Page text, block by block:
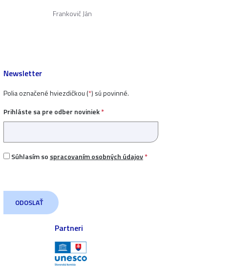
Frankovič Ján
Newsletter
Polia označené hviezdičkou (*) sú povinné.
Prihláste sa pre odber noviniek*
Súhlasím so spracovaním osobných údajov*
Partneri